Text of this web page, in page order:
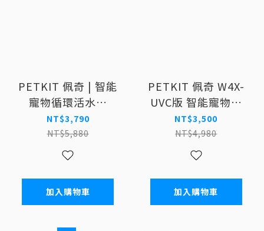
PETKIT 佩奇 | 智能
寵物循環活水機
MAX(真無線)
NT$3,790
NT$5,880
加入購物車
PETKIT 佩奇 W4X-
UVC版 智能寵物循
環活水機1.8L (無線
馬達)
NT$3,500
NT$4,980
加入購物車